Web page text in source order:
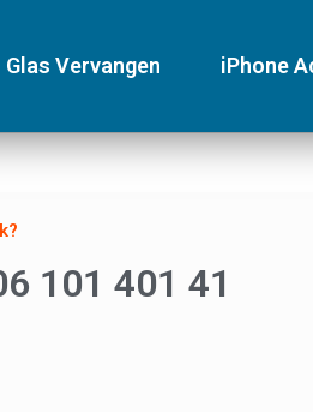
Vervangen iPhone
101 401 41